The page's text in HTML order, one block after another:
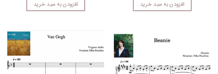
افزودن به سبد خرید افزودن به سبد خرید